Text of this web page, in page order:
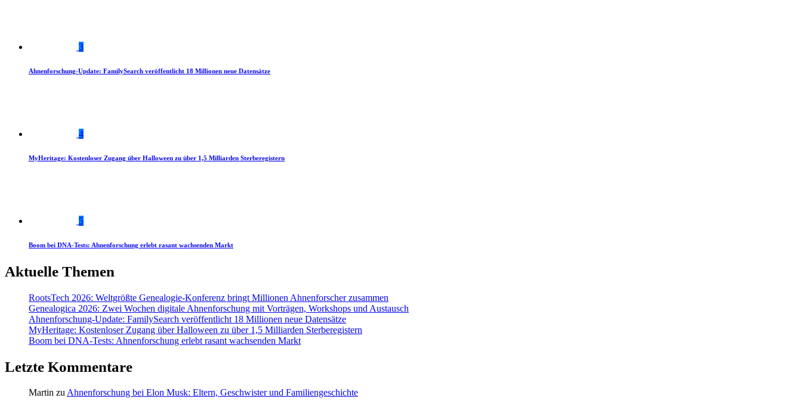
3
Ahnenforschung-Update: FamilySearch veröffentlicht 18 Millionen neue Datensätze
4
MyHeritage: Kostenloser Zugang über Halloween zu über 1,5 Milliarden Sterberegistern
5
Boom bei DNA-Tests: Ahnenforschung erlebt rasant wachsenden Markt
Aktuelle Themen
RootsTech 2026: Weltgrößte Genealogie-Konferenz bringt Millionen Ahnenforscher zusammen
Genealogica 2026: Zwei Wochen digitale Ahnenforschung mit Vorträgen, Workshops und Austausch
Ahnenforschung-Update: FamilySearch veröffentlicht 18 Millionen neue Datensätze
MyHeritage: Kostenloser Zugang über Halloween zu über 1,5 Milliarden Sterberegistern
Boom bei DNA-Tests: Ahnenforschung erlebt rasant wachsenden Markt
Letzte Kommentare
Martin zu Ahnenforschung bei Elon Musk: Eltern, Geschwister und Familiengeschichte